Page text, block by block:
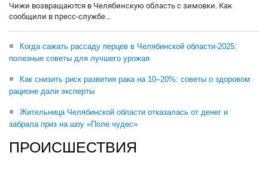
Чижи возвращаются в Челябинскую область с зимовки. Как
сообщили в пресс-службе...
Когда сажать рассаду перцев в Челябинской области-2025:
полезные советы для лучшего урожая
Как снизить риск развития рака на 10–20%: советы о здоровом
рационе дали эксперты
Жительница Челябинской области отказалась от денег и
забрала приз на шоу «Поле чудес»
ПРОИСШЕСТВИЯ